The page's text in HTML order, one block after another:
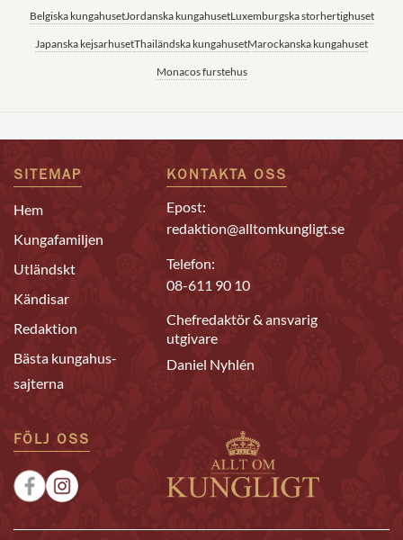
Belgiska kungahusetJordanska kungahusetLuxemburgska storhertighuset
Japanska kejsarhusetThailändska kungahusetMarockanska kungahuset
Monacos furstehus
SITEMAP
Hem
Kungafamiljen
Utländskt
Kändisar
Redaktion
Bästa kungahus-
sajterna
KONTAKTA OSS
Epost:
redaktion@alltomkungligt.se
Telefon:
08-611 90 10
Chefredaktör & ansvarig
utgivare
Daniel Nyhlén
FÖLJ OSS